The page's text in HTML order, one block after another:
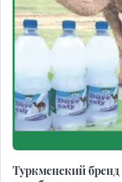
Туркменский